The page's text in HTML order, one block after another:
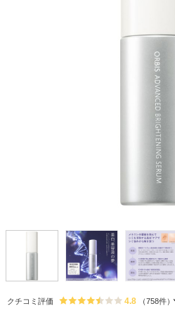
クチコミ評価 4.8 （758件）